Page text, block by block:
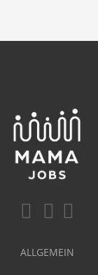
ALLGEMEIN